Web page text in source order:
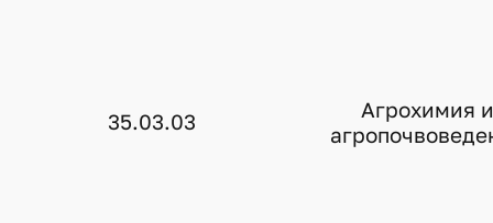
35.03.03
Агрохимия